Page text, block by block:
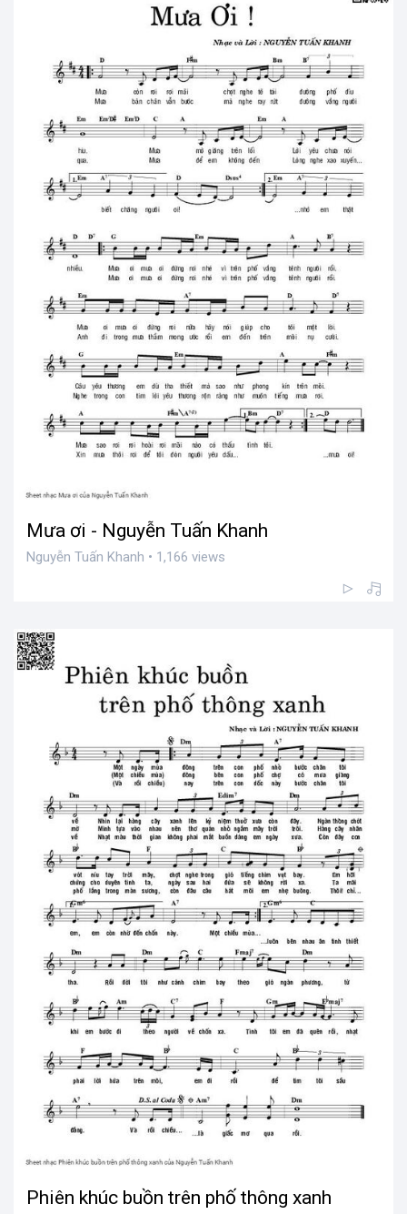
Mưa ơi - Nguyễn Tuấn Khanh
Nguyễn Tuấn Khanh • 1,166 views
Phiên khúc buồn trên phố thông xanh